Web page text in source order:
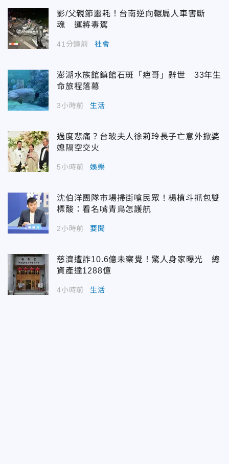
影/父親節噩耗！台南逆向輾扁人車害斷
魂 運將毒駕
41分鐘前 社會
澎湖水族館鎮館石斑「疤哥」辭世 33年生
命旅程落幕
3小時前 生活
過度悲痛？台玻夫人徐莉玲長子亡意外掀婆
媳隔空交火
5小時前 娛樂
沈伯洋團隊市場掃街嗆民眾！楊植斗抓包雙
標酸：看名嘴青鳥怎護航
2小時前 要聞
慈濟遭詐10.6億未察覺！驚人身家曝光 總
資產達1288億
4小時前 生活